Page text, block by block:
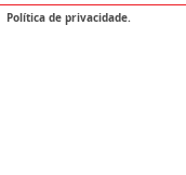
Política de privacidade.